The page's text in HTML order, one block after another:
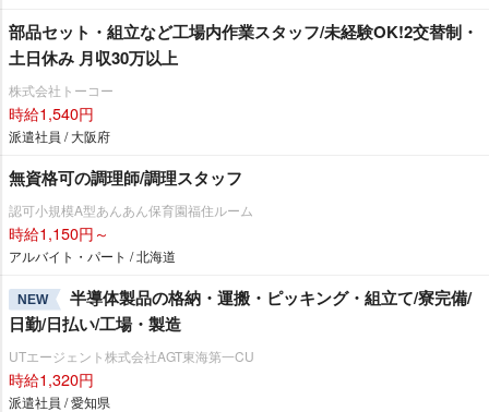
部品セット・組立など工場内作業スタッフ/未経験OK!2交替制・
土日休み 月収30万以上
株式会社トーコー
時給1,540円
派遣社員 / 大阪府
無資格可の調理師/調理スタッフ
認可小規模A型あんあん保育園福住ルーム
時給1,150円～
アルバイト・パート / 北海道
NEW
半導体製品の格納・運搬・ピッキング・組立て/寮完備/
日勤/日払い/工場・製造
UTエージェント株式会社AGT東海第一CU
時給1,320円
派遣社員 / 愛知県